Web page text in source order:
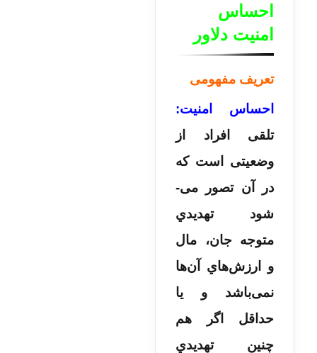
احساس
امنیت دلاور
تعریف مفهومی
احساس امنیت:
تلقی افراد از
وضعیتی است که
در آن تصور می‌­
شود تهدیدي
متوجه جان، مال
و ارزش­‌هاي آن‌ها
نمی‌­باشد و یا
حداقل اگر هم
چنین تهدیدي